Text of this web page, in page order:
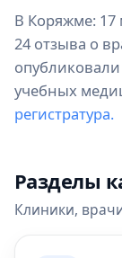
В Коряжме: 17
24 отзыва о
учебных
регистратура.
Разделы
Клиники,